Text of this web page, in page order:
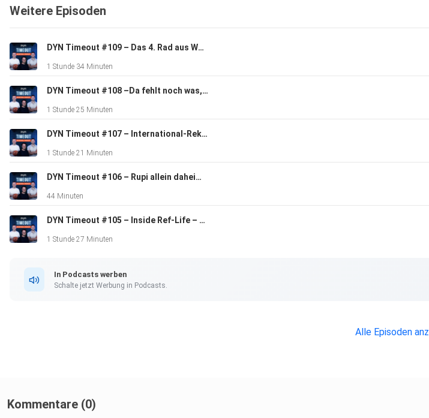
Weitere Episoden
DYN Timeout #109 – Das 4. Rad aus Würzburg und ein Bessermacher – mit Tim Eisenberger und Felix Engel
1 Stunde 34 Minuten
DYN Timeout #108 –Da fehlt noch was, da kommt nix mehr!
1 Stunde 25 Minuten
DYN Timeout #107 – International-Rekord! Fluch oder Segen? – mit David McCray
1 Stunde 21 Minuten
DYN Timeout #106 – Rupi allein daheim (mit vier Weltmeistern!)
44 Minuten
DYN Timeout #105 – Inside Ref-Life – mit Robert Lottermoser & Benedikt Loder
1 Stunde 27 Minuten
In Podcasts werben
Schalte jetzt Werbung in Podcasts.
Alle Episoden
Kommentare (0)